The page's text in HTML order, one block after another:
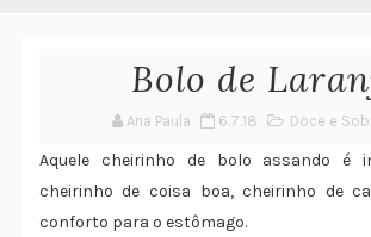
Bolo de
Ana Paula 6.7.18 Doce e
Aquele cheirinho de bolo assando é
cheirinho de coisa boa, cheirinho de
conforto para o estômago.